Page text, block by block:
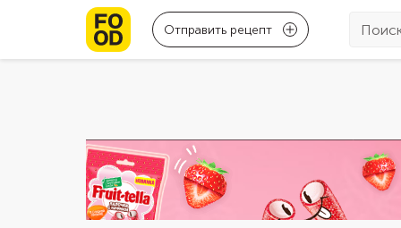
Отправить рецепт